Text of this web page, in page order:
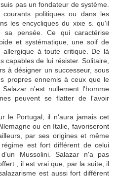
pas un fondateur de système.
politiques ou dans les
les encycliques du xixe s. qu'il
sa pensée. Ce qui caractérise
et systématique, une soif de
à toute critique. De là
capables de lui résister. Solitaire,
à désigner un successeur, sous
propres ennemis à ceux que le
n'est nullement l'homme
peuvent se flatter de l'avoir
le Portugal, il n'aura jamais cet
ou en Italie, favoriseront
par ses origines et même
est fort différent de celui
Mussolini. Salazar n'a pas
; il est vrai que, par la suite, il
est aussi fort différent